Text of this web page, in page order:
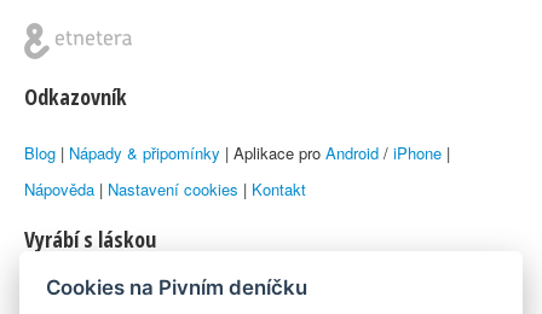
Odkazovník
Blog | Nápady & připomínky | Aplikace pro Android / iPhone |
Nápověda | Nastavení cookies | Kontakt
Vyrábí s láskou
© 2010–2026 byLukáš Zemanaka Emka
Cookies na Pivním deníčku